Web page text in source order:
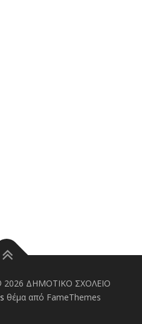
2026 ΔΗΜΟΤΙΚΟ ΣΧΟΛΕΙΟ
θέμα από FameThemes